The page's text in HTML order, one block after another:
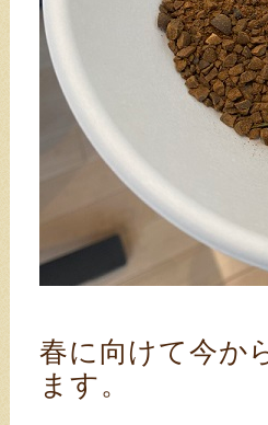
春に向けて今か
ます。